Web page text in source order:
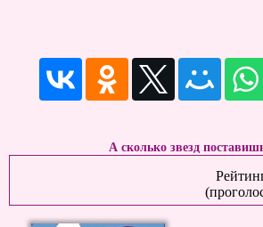
А сколько звезд